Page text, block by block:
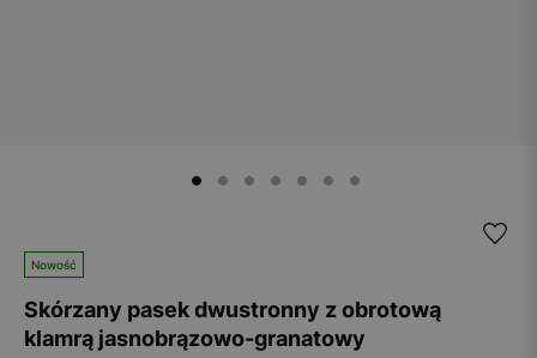
Nowość
Skórzany pasek dwustronny z obrotową
klamrą jasnobrązowo-granatowy